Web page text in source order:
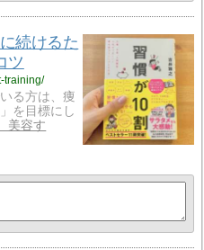
続けるた
ツ
training/
る方は、痩
を目標にし
美容す